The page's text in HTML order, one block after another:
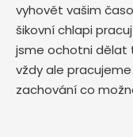
vyhovět vašim
šikovní chlapi
jsme ochotni dělat
vždy ale
zachování co